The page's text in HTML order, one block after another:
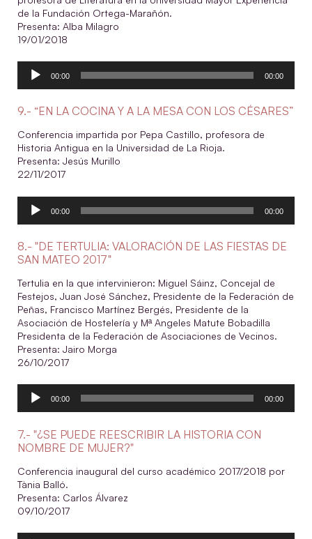
de la Fundación Ortega-Marañón.
Presenta: Alba Milagro
19/01/2018
Reproductor
00:00 00:00
9.- “EN LA COCINA Y A LA MESA CON LOS CÉSARES”
Conferencia impartida por Pepa Castillo, profesora de
Historia Antigua en la Universidad de La Rioja.
Presenta: Jesús Murillo
22/11/2017
Reproductor
00:00 00:00
8.- "DE TERTULIA: VALORACIÓN DE LAS FIESTAS DE
SAN MATEO 2017"
Tertulia en la que intervinieron: Miguel Sáinz, Concejal de
Festejos, Juan José Sánchez, Presidente de la Federación de
Peñas, Francisco Martínez Bergés, Presidente de la
Asociación de Hostelería y Mª Angeles Matute Bobadilla
Presidenta de la Federación de Asociaciones de Vecinos.
Presenta: Jairo Morga
26/10/2017
Reproductor
00:00 00:00
7.- "¿SE PUEDE REESCRIBIR LA HISTORIA CON
NOMBRE DE MUJER?"
Conferencia inaugural del curso académico 2017/2018 por
Tània Balló.
Presenta: Carlos Álvarez
09/10/2017